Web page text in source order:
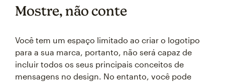
Mostre, não conte
Você tem um espaço limitado ao criar o logotipo
para a sua marca, portanto, não será capaz de
incluir todos os seus principais conceitos de
mensagens no design. No entanto, você pode